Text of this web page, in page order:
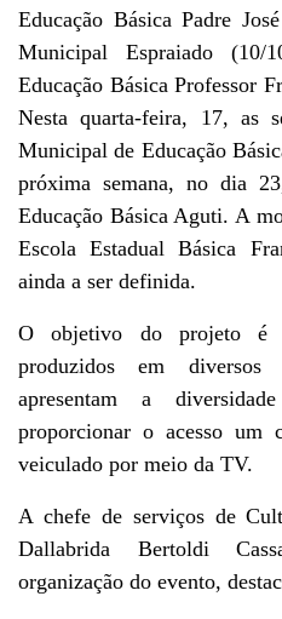
Educação Básica Padre
Municipal Espraiado
Educação Básica Professor
Nesta quarta-feira, 17, as
Municipal de Educação
próxima semana, no dia
Educação Básica Aguti. A
Escola Estadual Básica
ainda a ser definida.
O objetivo do projeto é
produzidos em diversos
apresentam a
proporcionar o acesso um
veiculado por meio da TV.
A chefe de serviços de
Dallabrida Bertoldi
organização do evento,